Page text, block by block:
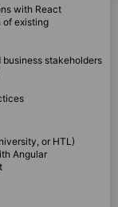
with React
of existing
stakeholders
or HTL)
Angular